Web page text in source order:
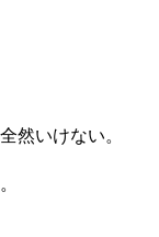
然いけない。